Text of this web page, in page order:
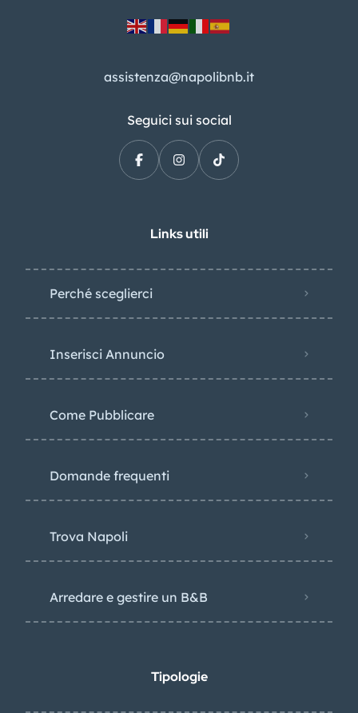
assistenza@napolibnb.it
Seguici sui social
Links utili
Perché sceglierci
Inserisci Annuncio
Come Pubblicare
Domande frequenti
Trova Napoli
Arredare e gestire un B&B
Tipologie